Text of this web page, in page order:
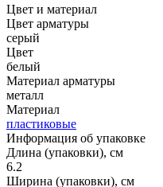
Цвет и материал
Цвет арматуры
серый
Цвет
белый
Материал арматуры
металл
Материал
пластиковые
Информация об упаковке
Длина (упаковки), см
6.2
Ширина (упаковки), см